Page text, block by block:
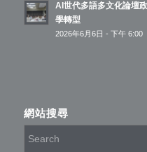
AI世代多語多文化論壇
學轉型
2026年6月6日 - 下午 6:00
網站搜尋